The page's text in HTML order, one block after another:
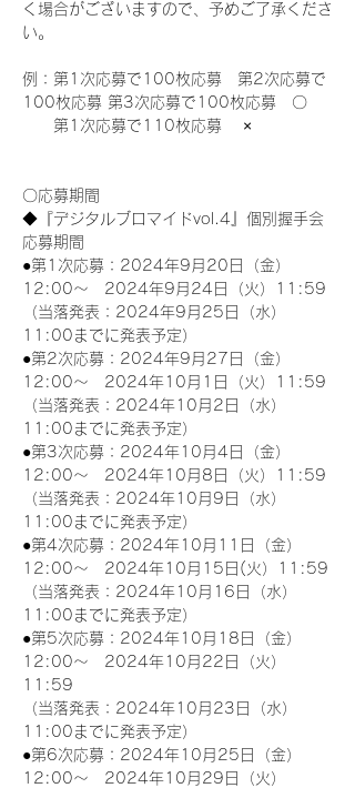
く場合がございますので、予めご了承くださ
い。
例：第1次応募で100枚応募　第2次応募で
100枚応募 第3次応募で100枚応募　〇
第1次応募で110枚応募　 ×
〇応募期間
◆『デジタルブロマイドvol.4』個別握手会
応募期間
●第1次応募：2024年9月20日（金）
12:00～　2024年9月24日（火）11:59
（当落発表：2024年9月25日（水）
11:00までに発表予定）
●第2次応募：2024年9月27日（金）
12:00～　2024年10月1日（火）11:59
（当落発表：2024年10月2日（水）
11:00までに発表予定）
●第3次応募：2024年10月4日（金）
12:00～　2024年10月8日（火）11:59
（当落発表：2024年10月9日（水）
11:00までに発表予定）
●第4次応募：2024年10月11日（金）
12:00～　2024年10月15日(火）11:59
（当落発表：2024年10月16日（水）
11:00までに発表予定）
●第5次応募：2024年10月18日（金）
12:00～　2024年10月22日（火）
11:59
（当落発表：2024年10月23日（水）
11:00までに発表予定）
●第6次応募：2024年10月25日（金）
12:00～　2024年10月29日（火）